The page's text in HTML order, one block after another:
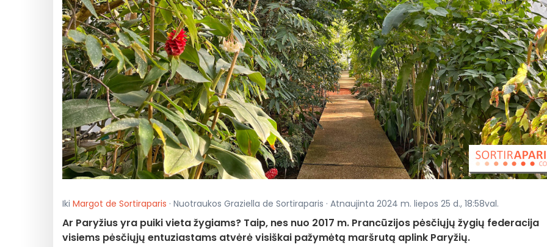
Iki Margot de Sortiraparis · Nuotraukos Graziella de Sortiraparis · Atnaujinta 2024 m. liepos 25 d., 18:58val.
Ar Paryžius yra puiki vieta žygiams? Taip, nes nuo 2017 m. Prancūzijos pėsčiųjų žygių federacija
visiems pėsčiųjų entuziastams atvėrė visiškai pažymėtą maršrutą aplink Paryžių.